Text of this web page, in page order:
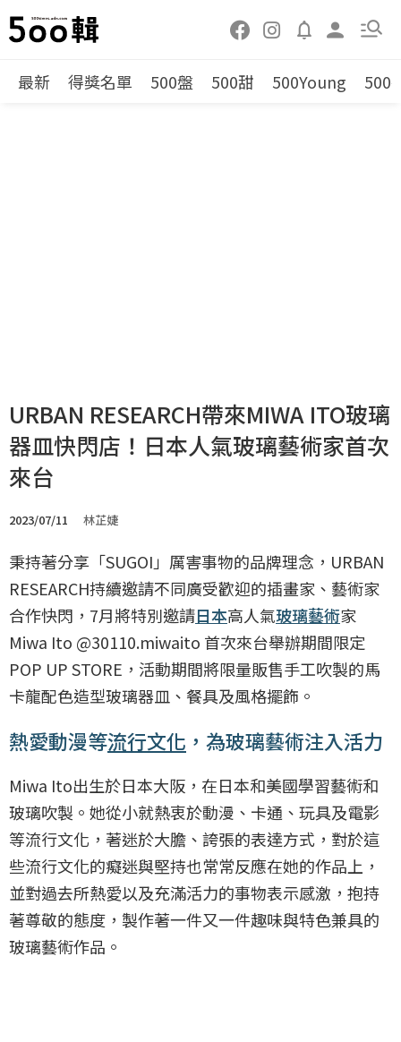
最新 得獎名單 500盤 500甜 500Young 500
URBAN RESEARCH帶來MIWA ITO玻璃
器皿快閃店！日本人氣玻璃藝術家首次
來台
2023/07/11 林芷婕
秉持著分享「SUGOI」厲害事物的品牌理念，URBAN
RESEARCH持續邀請不同廣受歡迎的插畫家、藝術家
合作快閃，7月將特別邀請日本高人氣玻璃藝術家
Miwa Ito @30110.miwaito 首次來台舉辦期間限定
POP UP STORE，活動期間將限量販售手工吹製的馬
卡龍配色造型玻璃器皿、餐具及風格擺飾。
熱愛動漫等流行文化 ，為玻璃藝術注入活力
Miwa Ito出生於日本大阪，在日本和美國學習藝術和
玻璃吹製。她從小就熱衷於動漫、卡通、玩具及電影
等流行文化，著迷於大膽、誇張的表達方式，對於這
些流行文化的癡迷與堅持也常常反應在她的作品上，
並對過去所熱愛以及充滿活力的事物表示感激，抱持
著尊敬的態度，製作著一件又一件趣味與特色兼具的
玻璃藝術作品。